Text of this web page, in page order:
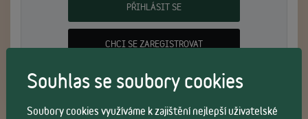
PŘIHLÁSIT SE
CHCI SE ZAREGISTROVAT
Souhlas se soubory cookies
Soubory cookies využíváme k zajištění nejlepší uživatelské